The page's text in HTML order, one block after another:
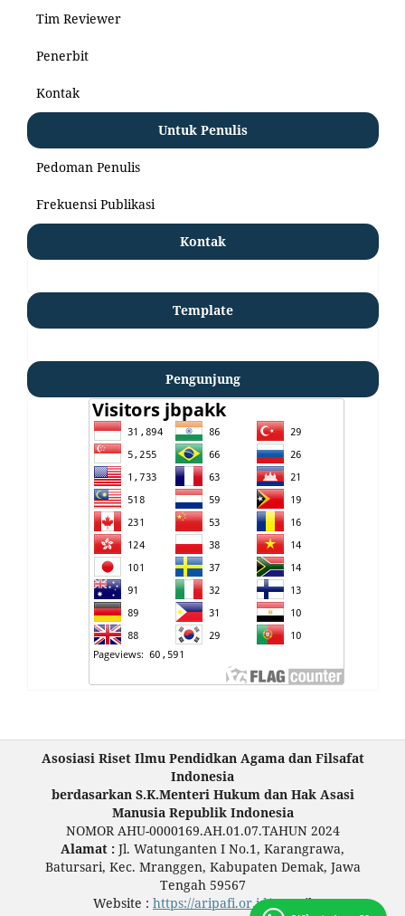
Tim Reviewer
Penerbit
Kontak
Untuk Penulis
Pedoman Penulis
Frekuensi Publikasi
Kontak
Template
Pengunjung
Asosiasi Riset Ilmu Pendidkan Agama dan Filsafat
Indonesia
berdasarkan S.K.Menteri Hukum dan Hak Asasi
Manusia Republik Indonesia
NOMOR AHU-0000169.AH.01.07.TAHUN 2024
Alamat : Jl. Watunganten I No.1, Karangrawa,
Batursari, Kec. Mranggen, Kabupaten Demak, Jawa
Tengah 59567
Website : https://aripafi.or.id/; email